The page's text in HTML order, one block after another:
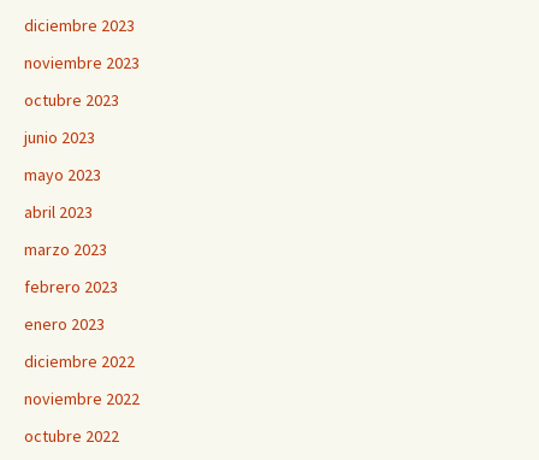
diciembre 2023
noviembre 2023
octubre 2023
junio 2023
mayo 2023
abril 2023
marzo 2023
febrero 2023
enero 2023
diciembre 2022
noviembre 2022
octubre 2022